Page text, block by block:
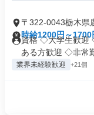
〒322-0043栃木県
時給1200円～1700
資格 ◇大学生歓迎
ある方歓迎 ◇非常
業界未経験歓迎 +21個